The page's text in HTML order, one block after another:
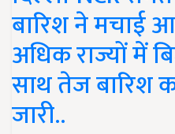
बारिश ने मचाई
अधिक राज्यों में
साथ तेज बारिश
जारी..